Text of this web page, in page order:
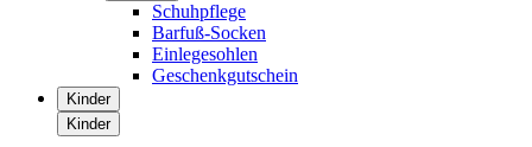
Schuhpflege
Barfuß-Socken
Einlegesohlen
Geschenkgutschein
Kinder
Kinder